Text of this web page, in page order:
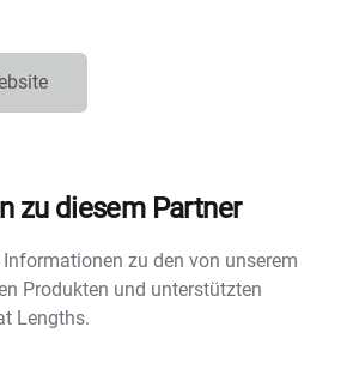
zu diesem Partner
zu den von unserem
Produkten und unterstützten
Lengths.